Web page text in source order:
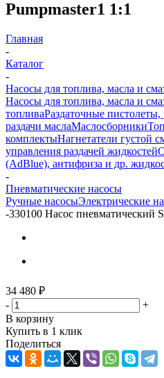
Pumpmaster1 1:1
Главная
-
Каталог
-
Насосы для топлива, масла и
Насосы для топлива, масла и
топливаРаздаточные
раздачи маслаМаслосборники
комплектыНагнетатели густой
управления раздачей жидкостей
(AdBlue), антифриза и др.
-
Пневматические насосы
Ручные насосыЭлектрические
-330100 Насос пневматический
34 480 ₽
-
+
В корзину
Купить в 1 клик
Поделиться